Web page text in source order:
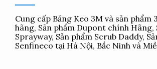
Cung cấp Băng Keo 3M và sản phẩm
hãng, Sản phẩm Dupont chính Hãng,
Sprayway, Sản phẩm Scrub Daddy,
Senfineco tại Hà Nội, Bắc Ninh và